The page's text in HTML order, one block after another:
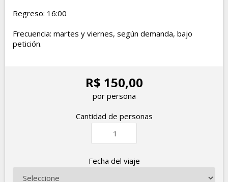
Regreso: 16:00
Frecuencia: martes y viernes, según demanda, bajo
petición.
R$ 150,00
por persona
Cantidad de personas
Fecha del viaje